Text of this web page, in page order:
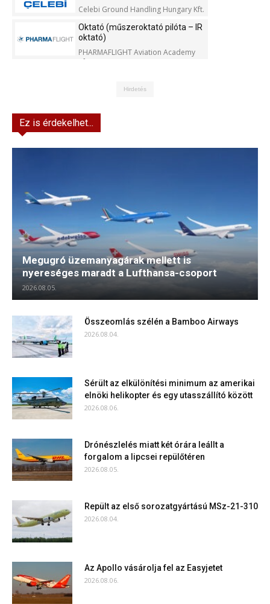
Celebi Ground Handling Hungary Kft.
Oktató (műszeroktató pilóta – IR
oktató)
PHARMAFLIGHT Aviation Academy
Kft.
Hirdetés
Ez is érdekelhet...
Megugró üzemanyagárak mellett is
nyereséges maradt a Lufthansa-csoport
2026.08.05.
Összeomlás szélén a Bamboo Airways
2026.08.04.
Sérült az elkülönítési minimum az amerikai
elnöki helikopter és egy utasszállító között
2026.08.06.
Drónészlelés miatt két órára leállt a
forgalom a lipcsei repülőtéren
2026.08.05.
Repült az első sorozatgyártású MSz-21-310
2026.08.04.
Az Apollo vásárolja fel az Easyjetet
2026.08.06.